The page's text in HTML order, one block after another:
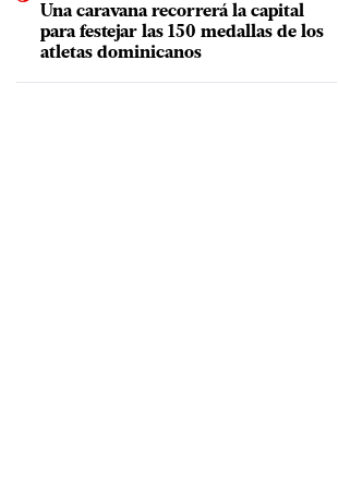
Una caravana recorrerá la capital
para festejar las 150 medallas de los
atletas dominicanos